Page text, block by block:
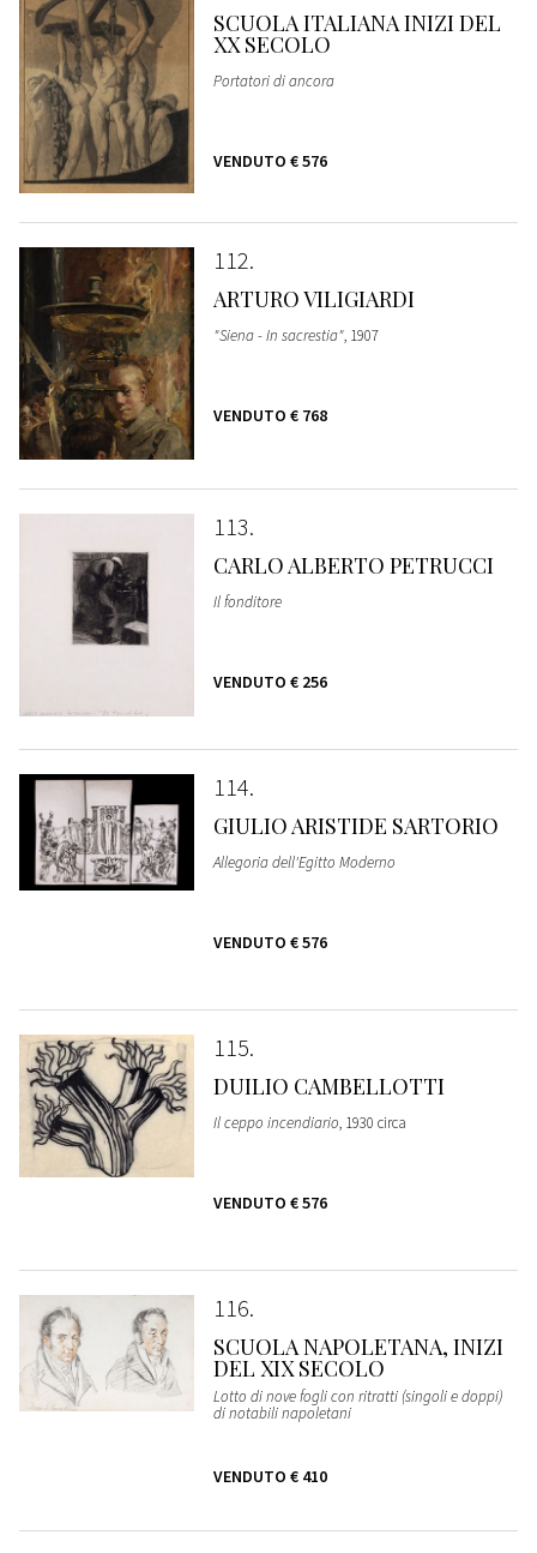
SCUOLA ITALIANA INIZI DEL
XX SECOLO
Portatori di ancora
VENDUTO € 576
112
ARTURO VILIGIARDI
"Siena - In sacrestia", 1907
VENDUTO € 768
113
CARLO ALBERTO PETRUCCI
Il fonditore
VENDUTO € 256
114
GIULIO ARISTIDE SARTORIO
Allegoria dell'Egitto Moderno
VENDUTO € 576
115
DUILIO CAMBELLOTTI
Il ceppo incendiario, 1930 circa
VENDUTO € 576
116
SCUOLA NAPOLETANA, INIZI
DEL XIX SECOLO
Lotto di nove fogli con ritratti (singoli e doppi)
di notabili napoletani
VENDUTO € 410